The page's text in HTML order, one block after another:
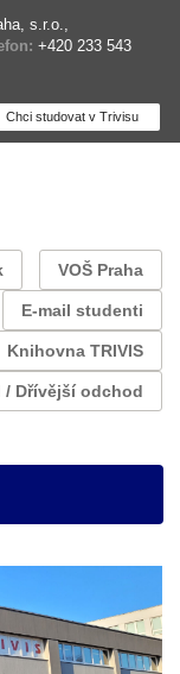
s.r.o.,
+420 233 543
Chci studovat v Trivisu
VOŠ Praha
E-mail studenti
Knihovna TRIVIS
/ Dřívější odchod